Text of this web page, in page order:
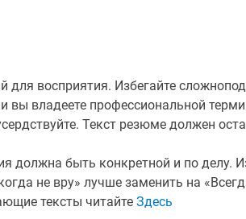
для восприятия. Избегайте
вы владеете профессиональной
Текст резюме должен
должна быть конкретной и по делу.
не вру» лучше заменить на
тексты читайте Здесь